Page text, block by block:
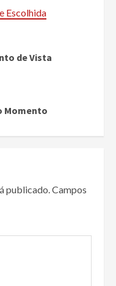
Escolhida
de Vista
Momento
publicado.Campos